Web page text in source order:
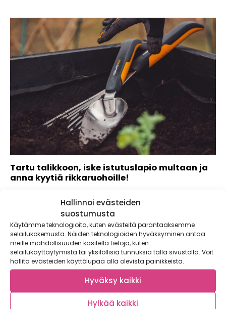
Hallinnoi evästeiden
suostumusta
Käytämme teknologioita, kuten evästeitä parantaaksemme
selailukokemusta. Näiden teknologioiden hyväksyminen antaa
meille mahdollisuuden käsitellä tietoja, kuten
selailukäyttäytymistä tai yksilöllisiä tunnuksia tällä sivustolla. Voit
hallita evästeiden käyttölupaa alla olevista painikkeista.
Hyväksy kaikki
Hylkää kaikki
Tartu talikkoon, iske istutuslapio multaan ja
anna kyytiä rikkaruohoille!
pienen parvekkeen kokoinen tai kokonaisen tontin